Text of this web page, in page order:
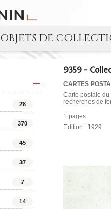
OBJETS DE
28
370
45
37
7
14
9359 -
CARTES
Carte postale
recherches de
1 pages
Edition : 1929